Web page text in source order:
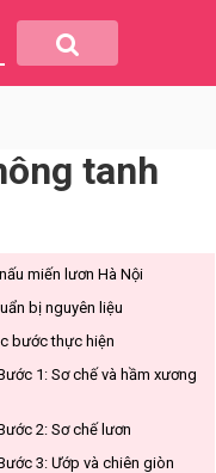
tanh
miến lươn Hà Nội
bị nguyên liệu
bước thực hiện
1: Sơ chế và hầm xương
2: Sơ chế lươn
3: Ướp và chiên giòn